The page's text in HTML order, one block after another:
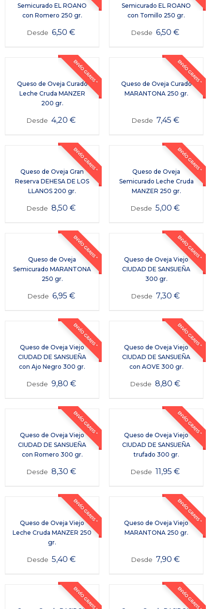
Semicurado EL ROANO
con Romero 250 gr.
Desde 6,50€
Semicurado EL ROANO
con Tomillo 250 gr.
Desde 6,50€
ENVÍO GRATIS *
Queso de Oveja Curado
Leche Cruda MANZER
200 gr.
Desde 4,20€
ENVÍO GRATIS *
Queso de Oveja Curado
MARANTONA 250 gr.
Desde 7,45 €
ENVÍO GRATIS *
Queso de Oveja Gran
Reserva DEHESA DE LOS
LLANOS 200 gr.
Desde 8,50€
ENVÍO GRATIS *
Queso de Oveja
Semicurado Leche Cruda
MANZER 250 gr.
Desde 5,00€
ENVÍO GRATIS *
Queso de Oveja
Semicurado MARANTONA
250 gr.
Desde 6,95 €
ENVÍO GRATIS *
Queso de Oveja Viejo
CIUDAD DE SANSUEÑA
300 gr.
Desde 7,30 €
ENVÍO GRATIS *
Queso de Oveja Viejo
CIUDAD DE SANSUEÑA
con Ajo Negro 300 gr.
Desde 9,80 €
ENVÍO GRATIS *
Queso de Oveja Viejo
CIUDAD DE SANSUEÑA
con AOVE 300 gr.
Desde 8,80€
ENVÍO GRATIS *
Queso de Oveja Viejo
CIUDAD DE SANSUEÑA
con Romero 300 gr.
Desde 8,30 €
ENVÍO GRATIS *
Queso de Oveja Viejo
CIUDAD DE SANSUEÑA
trufado 300 gr.
Desde 11,95€
ENVÍO GRATIS *
Queso de Oveja Viejo
Leche Cruda MANZER 250
gr.
Desde 5,40 €
ENVÍO GRATIS *
Queso de Oveja Viejo
MARANTONA 250 gr.
Desde 7,90 €
ENVÍO GRATIS * ENVÍO GRATIS *